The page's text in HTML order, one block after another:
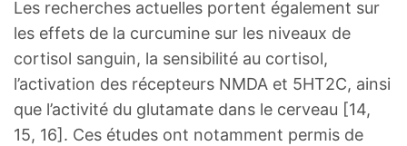
Les recherches actuelles portent également sur
les effets de la curcumine sur les niveaux de
cortisol sanguin, la sensibilité au cortisol,
l’activation des récepteurs NMDA et 5HT2C, ainsi
que l’activité du glutamate dans le cerveau [14,
15, 16]. Ces études ont notamment permis de